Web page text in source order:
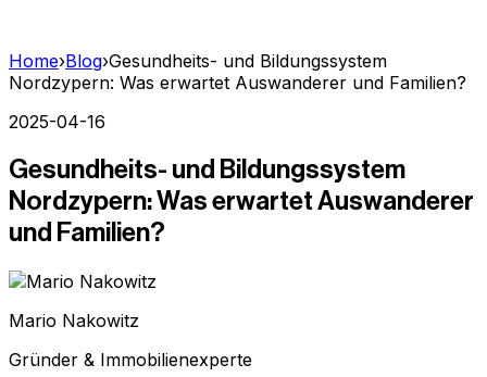
Home›Blog›Gesundheits- und Bildungssystem
Nordzypern: Was erwartet Auswanderer und Familien?
2025-04-16
Gesundheits- und Bildungssystem
Nordzypern: Was erwartet Auswanderer
und Familien?
Mario Nakowitz
Gründer & Immobilienexperte